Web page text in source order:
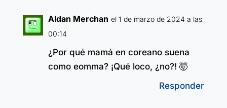
Aldan Merchan el 1 de marzo de 2024 a las
00:14
¿Por qué mamá en coreano suena
como eomma? ¡Qué loco, ¿no?! 🤯
Responder